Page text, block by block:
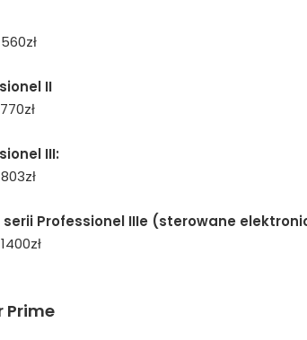
II
III:
serii Professionel IIIe (sterowane
Prime